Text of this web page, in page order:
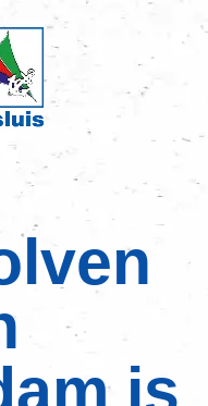
is